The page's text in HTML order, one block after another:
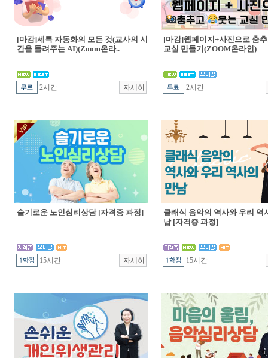
[마감]세특 자동화의 모든 것(교사의 시
간을 돌려주는 AI)(Zoom온라..
2시간
[마감]웹페이지+사진으로 춤
교실 만들기(ZOOM온라인)
2시간
슬기로운 노인심리상담 [자격증 과정]
15시간
클래식 음악의 역사와 우리 역
남 [자격증 과정]
15시간